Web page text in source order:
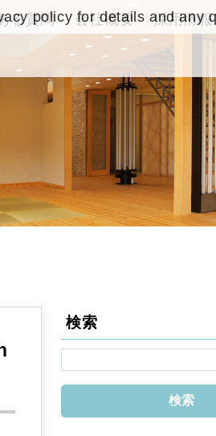
る質問 会社概要 採用情報
検索
policy for details and any